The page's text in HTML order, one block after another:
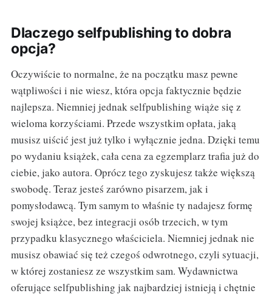
Dlaczego selfpublishing to dobra
opcja?
Oczywiście to normalne, że na początku masz pewne
wątpliwości i nie wiesz, która opcja faktycznie będzie
najlepsza. Niemniej jednak selfpublishing wiąże się z
wieloma korzyściami. Przede wszystkim opłata, jaką
musisz uiścić jest już tylko i wyłącznie jedna. Dzięki temu
po wydaniu książek, cała cena za egzemplarz trafia już do
ciebie, jako autora. Oprócz tego zyskujesz także większą
swobodę. Teraz jesteś zarówno pisarzem, jak i
pomysłodawcą. Tym samym to właśnie ty nadajesz formę
swojej książce, bez integracji osób trzecich, w tym
przypadku klasycznego właściciela. Niemniej jednak nie
musisz obawiać się też czegoś odwrotnego, czyli sytuacji,
w której zostaniesz ze wszystkim sam. Wydawnictwa
oferujące selfpublishing jak najbardziej istnieją i chętnie